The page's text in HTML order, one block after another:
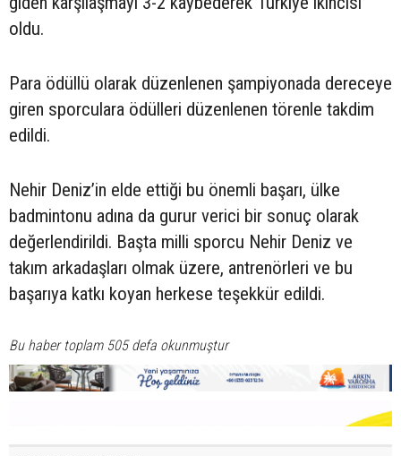
oldu.
Para ödüllü olarak düzenlenen şampiyonada dereceye
giren sporculara ödülleri düzenlenen törenle takdim
edildi.
Nehir Deniz’in elde ettiği bu önemli başarı, ülke
badmintonu adına da gurur verici bir sonuç olarak
değerlendirildi. Başta milli sporcu Nehir Deniz ve
takım arkadaşları olmak üzere, antrenörleri ve bu
başarıya katkı koyan herkese teşekkür edildi.
Bu haber toplam 505 defa okunmuştur